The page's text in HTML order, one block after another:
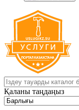
Қаланы таңдаңыз